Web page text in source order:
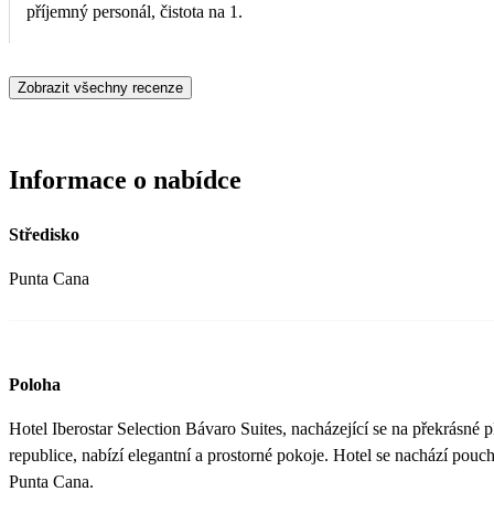
příjemný personál, čistota na 1.
Zobrazit všechny recenze
Informace o nabídce
Středisko
Punta Cana
Poloha
Hotel Iberostar Selection Bávaro Suites, nacházející se na překrásné
republice, nabízí elegantní a prostorné pokoje. Hotel se nachází
Punta Cana.